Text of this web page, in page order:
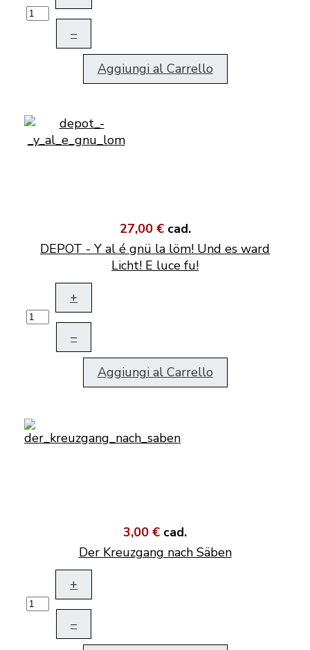
–
Aggiungi al Carrello
27,00 € cad.
DEPOT - Y al é gnü la löm! Und es ward
Licht! E luce fu!
+
–
Aggiungi al Carrello
3,00 € cad.
Der Kreuzgang nach Säben
+
–